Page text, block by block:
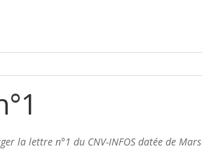
la lettre n°1 du CNV-INFOS datée de Mars